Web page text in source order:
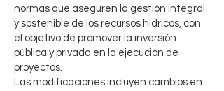
normas que aseguren la gestión integral
y sostenible de los recursos hídricos, con
el objetivo de promover la inversión
pública y privada en la ejecución de
proyectos.
Las modificaciones incluyen cambios en